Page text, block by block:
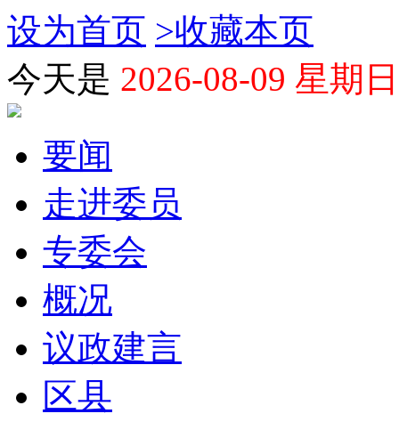
设为首页 >收藏本页
今天是 2026-08-09 星期日
要闻
走进委员
专委会
概况
议政建言
区县